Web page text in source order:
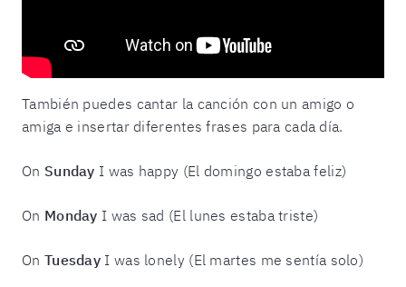
También puedes cantar la canción con un amigo o
amiga e insertar diferentes frases para cada día.
On Sunday I was happy (El domingo estaba feliz)
On Monday I was sad (El lunes estaba triste)
On Tuesday I was lonely (El martes me sentía solo)